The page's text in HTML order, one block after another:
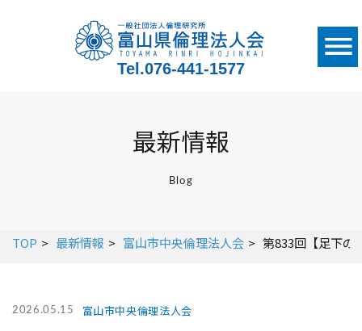
Tel.076-441-1577
最新情報
Blog
TOP 最新情報 富山市中央倫理法人会 第833回【足下
2026.05.15 富山市中央倫理法人会